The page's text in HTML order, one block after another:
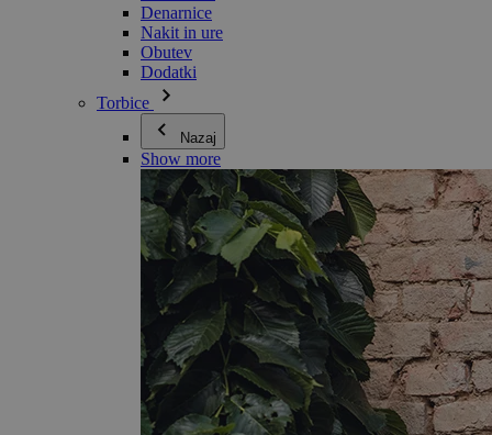
Denarnice
Nakit in ure
Obutev
Dodatki
Torbice
Nazaj
Show more